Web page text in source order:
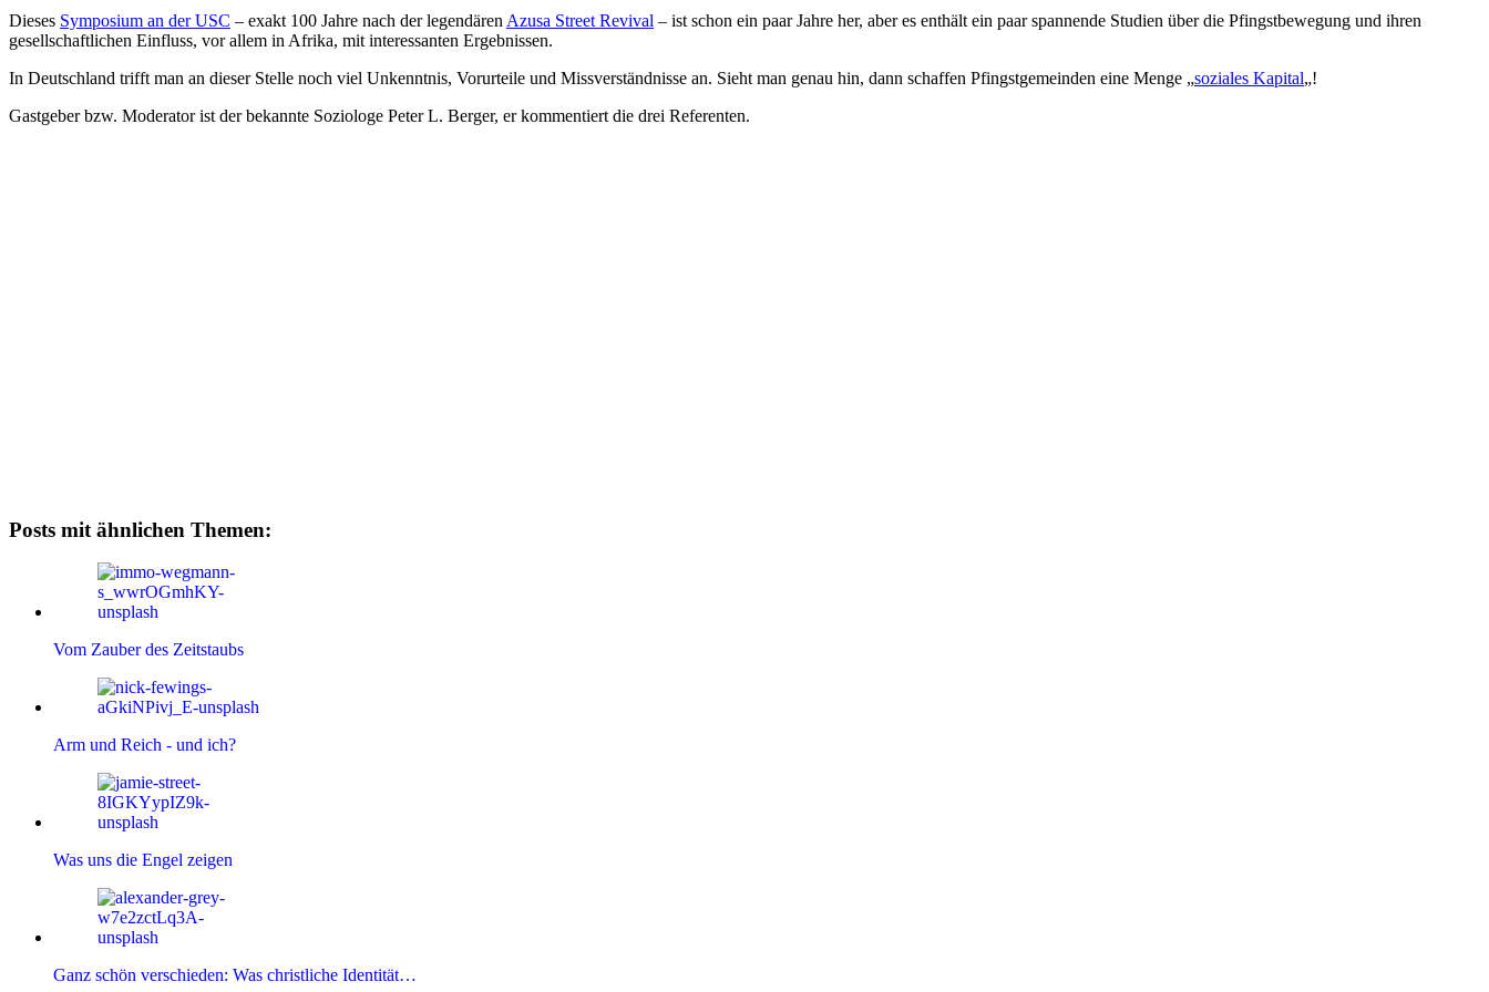
Dieses Symposium an der USC – exakt 100 Jahre nach der legendären Azusa Street Revival – ist schon ein paar Jahre her, aber es enthält ein paar spannende Studien über die Pfingstbewegung und ihren
gesellschaftlichen Einfluss, vor allem in Afrika, mit interessanten Ergebnissen.
In Deutschland trifft man an dieser Stelle noch viel Unkenntnis, Vorurteile und Missverständnisse an. Sieht man genau hin, dann schaffen Pfingstgemeinden eine Menge „soziales Kapital„!
Gastgeber bzw. Moderator ist der bekannte Soziologe Peter L. Berger, er kommentiert die drei Referenten.
Posts mit ähnlichen Themen:
Vom Zauber des Zeitstaubs
Arm und Reich - und ich?
Was uns die Engel zeigen
Ganz schön verschieden: Was christliche Identität…